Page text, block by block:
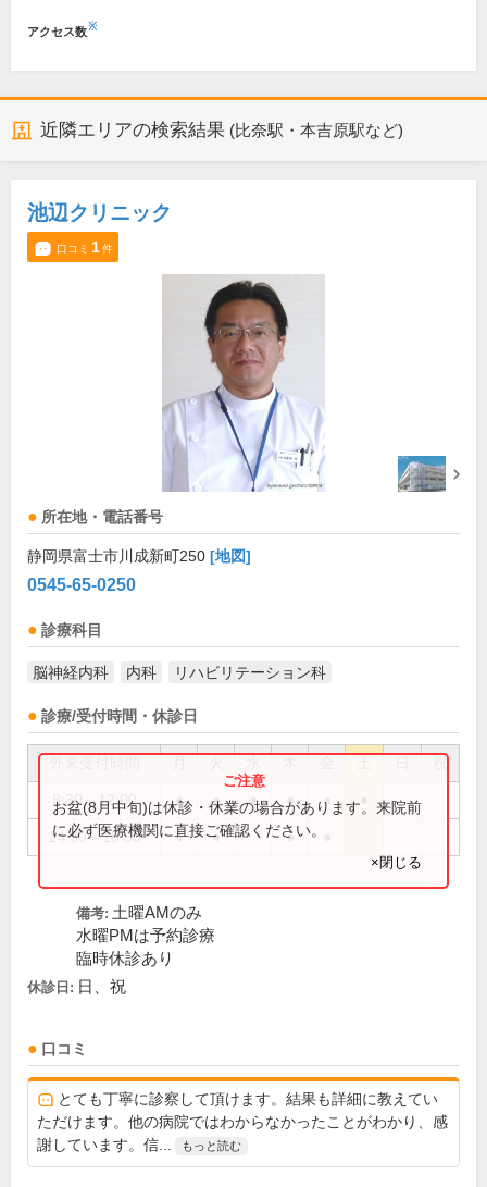
アクセス数※
近隣エリアの検索結果 (比奈駅・本吉原駅など)
池辺クリニック
口コミ 1件
所在地・電話番号
静岡県富士市川成新町250 [地図]
0545-65-0250
診療科目
脳神経内科 内科 リハビリテーション科
診療/受付時間・休診日
祝
8:30～12:00 ● ● ● ● ●
14:30～18:30 ● ● ●
お盆(8月中旬)は休診・休業の場合があります。来院前
に必ず医療機関に直接ご確認ください。
×閉じる
備考: 土曜AMのみ
水曜PMは予約診療
臨時休診あり
休診日: 日、祝
口コミ
とても丁寧に診察して頂けます。結果も詳細に教えてい
ただけます。他の病院ではわからなかったことがわかり、感
謝しています。信...
もっと読む